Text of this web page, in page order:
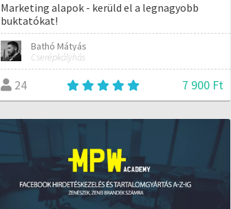
Marketing alapok - kerüld el a legnagyobb
buktatókat!
Bathó Mátyás
Cserépkályhás
24 7 900 Ft